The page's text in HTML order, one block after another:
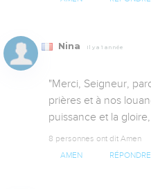
Nina Il y a 1 année
​​"Merci, Seigneur,
prières et à nos
puissance et la
8 personnes ont dit Amen
AMEN RÉPONDRE